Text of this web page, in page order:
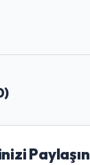
)
Paylaşın